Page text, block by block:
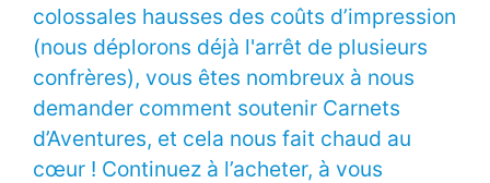
colossales hausses des coûts d’impression
(nous déplorons déjà l'arrêt de plusieurs
confrères), vous êtes nombreux à nous
demander comment soutenir Carnets
d’Aventures, et cela nous fait chaud au
cœur ! Continuez à l’acheter, à vous